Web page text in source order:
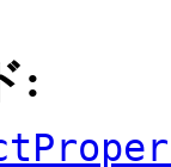
: